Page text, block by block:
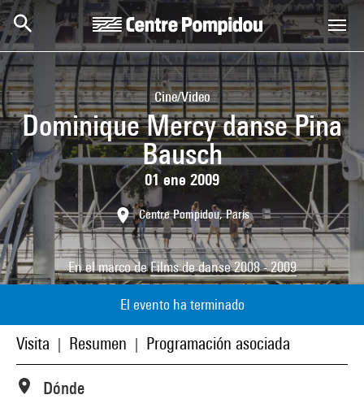
Skip to main content
Centre Pompidou
Cine/Video
Dominique Mercy danse Pina
Bausch
01 ene 2009
Centre Pompidou, Paris
En el marco deFilms de danse 2008 - 2009
El evento ha terminado
Visita Resumen Programación asociada
Dónde